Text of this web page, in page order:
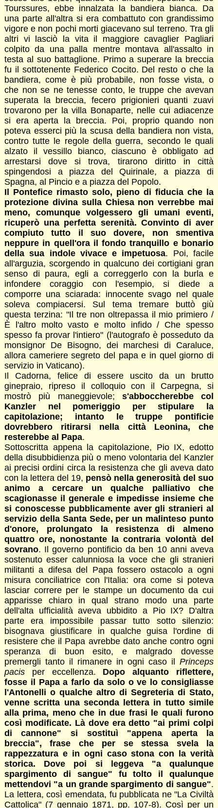
Tourssures, ebbe innalzata la bandiera bianca. Da
una parte all'altra si era combattuto con grandissimo
vigore e non pochi morti giacevano sul terreno. Tra gli
altri vi lasciò la vita il maggiore cavaglier Pagliari
colpito da una palla mentre montava all'assalto in
testa al suo battaglione. Primo a superare la breccia
fu il sottotenente Federico Cocito. Del resto o che la
bandiera, come è più probabile, non fosse vista, o
che non se ne tenesse conto, le truppe che avevan
superata la breccia, fecero prigionieri quanti zuavi
trovarono per la villa Bonaparte, nelle cui adiacenze
si era aperta la breccia. Poi, proprio quando non
poteva esserci più la scusa della bandiera non vista,
contro tutte le regole della guerra, secondo le quali
alzato il vessillo bianco, ciascuno è obbligato ad
arrestarsi dove si trova, tirarono diritto in città
spingendosi a piazza del Quirinale, a piazza di
Spagna, al Pincio e a piazza del Popolo.
Il Pontefice rimasto solo, pieno di fiducia che la
protezione divina sulla Chiesa non verrebbe mai
meno, comunque volgessero gli umani eventi,
ricuperò una perfetta serenità. Convinto di aver
compiuto tutto il suo dovere, non smentiva
neppure in quell'ora il fondo tranquillo e bonario
della sua indole vivace e impetuosa. Poi, facile
all'arguzia, scorgendo in qualcuno dei cortigiani gran
senso di paura, egli a correggerlo con la burla e
infondere coraggio con l'esempio, si diede a
comporre una sciarada: innocente svago nel quale
soleva compiacersi. Sul tema tremare buttò giù
questa terzina: "Il tre non oltrepassa il mio primiero /
È l'altro molto vasto e molto infido / Che spesso
spesso fa provar l'intiero" (l'autografo è posseduto da
monsignor De Bisogno, dei marchesi di Caraluce,
allora cameriere segreto del papa e in quel giorno di
servizio in Vaticano).
Il Cadorna, felice di essere uscito da un brutto
ginepraio, ripreso il colloquio con il Carpegna, si
mostrò più maneggievole; s'abboccherebbe col
Kanzler nel pomeriggio per stipulare la
capitolazione; intanto le truppe pontificie
dovrebbero ritirarsi nella città Leonina, che
resterebbe al Papa.
Sottoscritta appena la capitolazione, Pio IX, edotto
della disubbidienza più o meno volontaria del Kanzler
ai precisi ordini circa la resistenza che gli aveva dato
con la lettera del 19, pensò nella generosità del suo
animo a cercare un qualche palliativo che
scagionasse il generale e impedisse insieme che
si conoscesse pubblicamente aver gli stranieri al
servizio della Santa Sede, per un malinteso punto
d'onore, prolungato la resistenza di almeno
quattro ore, nonostante la contraria volontà del
sovrano. Il governo pontificio da ben 10 anni aveva
sostenuto esser calunniosa la voce che gli stranieri
militanti a difesa del Papa fossero ostacolo a ogni
misura conciliatrice con l'Italia: ora come si poteva
lasciar correre per le stampe un documento da cui
apparisse chiaro in qual strano modo una parte
dell'alta ufficialità aveva ubbidito a Pio IX? D'altra
parte era impossibile passar tutto sotto silenzio:
bisognava giustificare in qualche guisa l'ordine di
resistere che il Papa avrebbe dato anche contro ogni
speranza di buon esito, e malgrado dovesse
premergli tanto il rimanere in ogni caso ilPrinceps
pacisper eccellenza. Dopo alquanto riflettere,
fosse il Papa a farlo da solo o ve lo consigliasse
l'Antonelli o qualche altro di Segreteria di Stato,
venne scritta una seconda lettera in tutto simile
alla prima, meno che in due frasi le quali furono
così modificate. Là dove era detto "ai primi colpi
di cannone" si sostituì "appena aperta la
breccia", frase che per se stessa svela la
rappezzatura e in ogni caso stona con la verità
storica. Dove poi si leggeva "a qualunque
spargimento di sangue" fu tolto il qualunque
mettendovi "a un grande spargimento di sangue".
La lettera, così emendata, fu pubblicata ne "La Civiltà
Cattolica" (7 gennaio 1871, pp. 107-8). Così per un